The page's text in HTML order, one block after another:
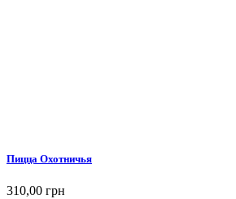
Пицца Охотничья
310,00 грн